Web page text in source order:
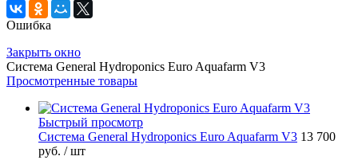
Ошибка
Закрыть окно
Система General Hydroponics Euro Aquafarm V3
Просмотренные товары
Быстрый просмотр
Система General Hydroponics Euro Aquafarm V3 13 700
руб. / шт